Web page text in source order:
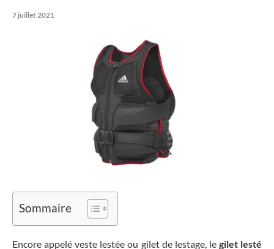
7 juillet 2021
Sommaire
Encore appelé veste lestée ou gilet de lestage, le gilet lesté